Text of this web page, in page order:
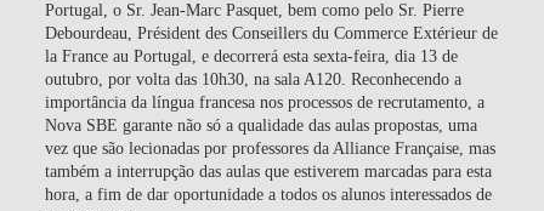
Portugal, o Sr. Jean-Marc Pasquet, bem como pelo Sr. Pierre
Debourdeau, Président des Conseillers du Commerce Extérieur de
la France au Portugal, e decorrerá esta sexta-feira, dia 13 de
outubro, por volta das 10h30, na sala A120. Reconhecendo a
importância da língua francesa nos processos de recrutamento, a
Nova SBE garante não só a qualidade das aulas propostas, uma
vez que são lecionadas por professores da Alliance Française, mas
também a interrupção das aulas que estiverem marcadas para esta
hora, a fim de dar oportunidade a todos os alunos interessados de